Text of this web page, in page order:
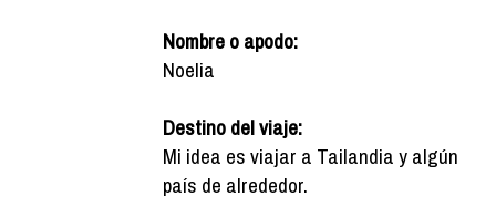
Nombre o apodo:
Noelia
Destino del viaje:
Mi idea es viajar a Tailandia y algún
país de alrededor.